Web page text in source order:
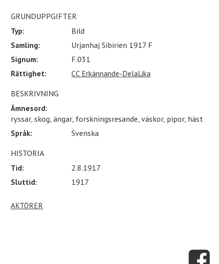
GRUNDUPPGIFTER
Typ:
Bild
Samling:
Urjanhaj Sibirien 1917 F
Signum:
F.031
Rättighet:
CC Erkännande-DelaLika
BESKRIVNING
Ämnesord:
ryssar, skog, ängar, forskningsresande, väskor, pipor, häst
Språk:
Svenska
HISTORIA
Tid:
2.8.1917
Sluttid:
1917
AKTÖRER